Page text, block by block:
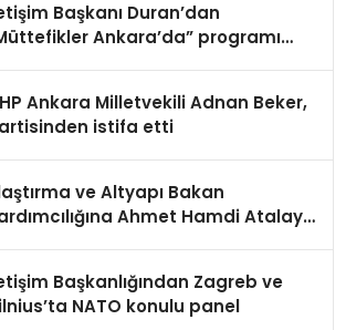
Başkanı Duran’dan
Ankara’da” programı
Ankara Milletvekili Adnan Beker,
istifa etti
ve Altyapı Bakan
Ahmet Hamdi Atalay
Başkanlığından Zagreb ve
NATO konulu panel